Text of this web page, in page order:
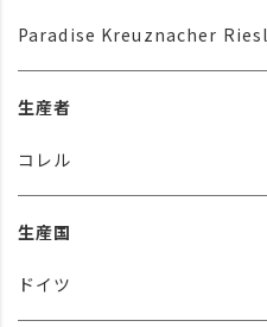
Paradise Kreuznacher
生産者
コレル
生産国
ドイツ